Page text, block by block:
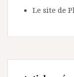
Le site de